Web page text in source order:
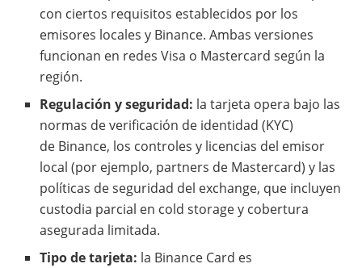
con ciertos requisitos establecidos por los
emisores locales y Binance. Ambas versiones
funcionan en redes Visa o Mastercard según la
región.
Regulación y seguridad: la tarjeta opera bajo las
normas de verificación de identidad (KYC)
de Binance, los controles y licencias del emisor
local (por ejemplo, partners de Mastercard) y las
políticas de seguridad del exchange, que incluyen
custodia parcial en cold storage y cobertura
asegurada limitada.
Tipo de tarjeta: la Binance Card es